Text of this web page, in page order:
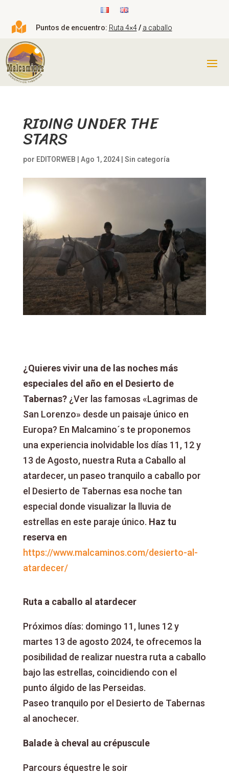
 Puntos de encuentro: Ruta 4×4/ a caballo
RIDING UNDER THE
STARS
por EDITORWEB Ago 1, 2024| Sin categoría
¿Quieres vivir una de las noches más
especiales del año en el Desierto de
Tabernas?¿Ver las famosas «Lagrimas de
San Lorenzo» desde un paisaje único en
Europa? En Malcamino´s te proponemos
una experiencia inolvidable los días 11, 12 y
13 de Agosto, nuestra Ruta a Caballo al
atardecer, un paseo tranquilo a caballo por
el Desierto de Tabernas esa noche tan
especial donde visualizar la lluvia de
estrellas en este paraje único. Haz tu
reserva en
https://www.malcaminos.com/desierto-al-
atardecer/
Ruta a caballo al atardecer
Próximos días: domingo 11, lunes 12 y
martes 13 de agosto 2024, te ofrecemos la
posibilidad de realizar nuestra ruta a caballo
bajo las estrellas, coincidiendo con el
punto álgido de las Perseidas.
Paseo tranquilo por el Desierto de Tabernas
al anochecer.
Balade à cheval au crépuscule
Parcours équestre le soir